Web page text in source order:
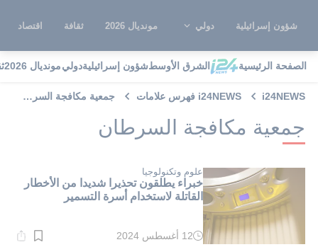
شؤون إسرائيلية دولي مونديال 2026 ثقافة اقتصاد
الصفحة الرئيسية الشرق الأوسطشؤون إسرائيليةدوليمونديال 2026
i24NEWS i24NEWS فهرس علامات جمعية مكافجة السرطان
جمعية مكافجة السرطان
علوم وتكنولوجيا
خبراء يطلقون تحذيرا شديدا من الأخطار
القاتلة لاستخدام أسرة التسمير
وقت
12 أغسطس 2024